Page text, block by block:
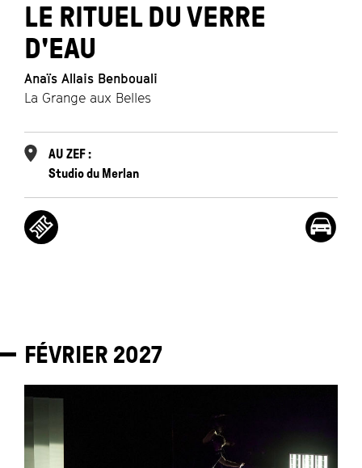
LE RITUEL DU VERRE
D'EAU
Anaïs Allais Benbouali
La Grange aux Belles
AU ZEF :
Studio du Merlan
FÉVRIER 2027